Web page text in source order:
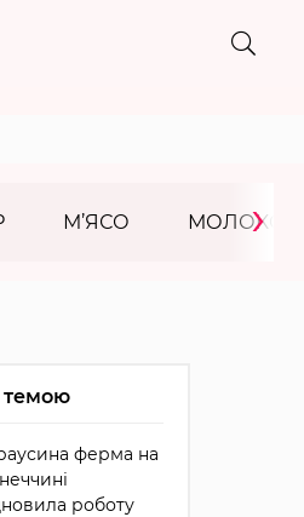
М’ЯСО МОЛОКО
›
темою
ферма на
роботу